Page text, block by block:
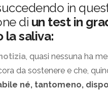
in
di un test in
la saliva:
, quasi nessuna ha
da sostenere e che,
né, tantomeno,